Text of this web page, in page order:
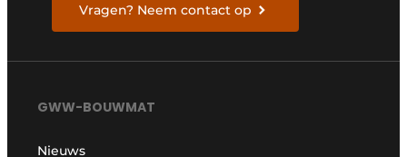
Vragen? Neem contact op
GWW-BOUWMAT
Nieuws